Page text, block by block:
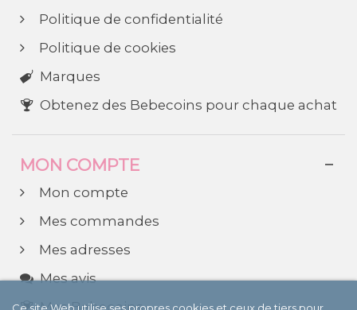
Politique de confidentialité
Politique de cookies
Marques
Obtenez des Bebecoins pour chaque achat
MON COMPTE
Mon compte
Mes commandes
Mes adresses
Mes avis
Mes Bebecoins